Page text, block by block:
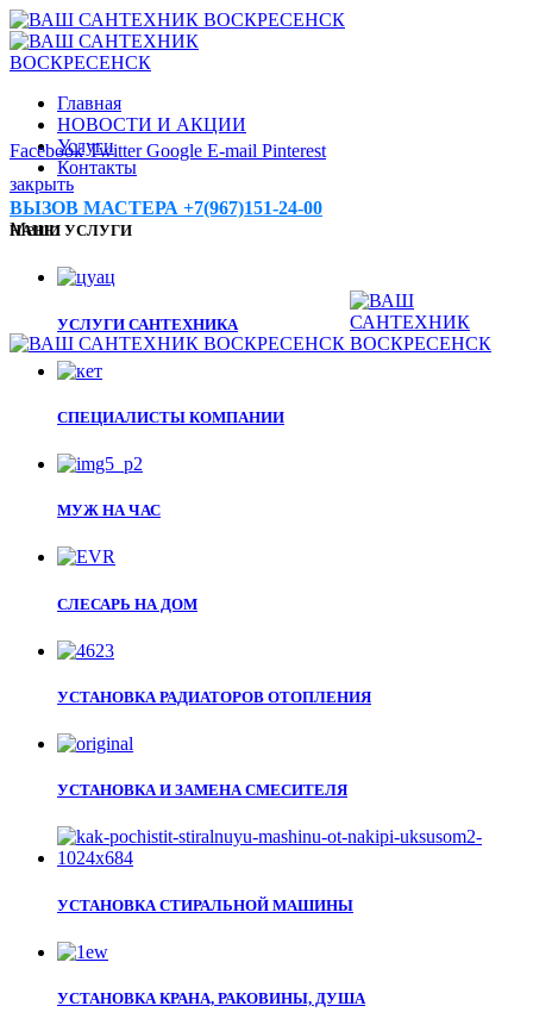
Главная
НОВОСТИ И АКЦИИ
Услуги
Контакты
ВЫЗОВ МАСТЕРА +7(967)151-24-00
Меню
Facebook Twitter Google E-mail Pinterest
закрыть
НАШИ УСЛУГИ
УСЛУГИ САНТЕХНИКА
СПЕЦИАЛИСТЫ КОМПАНИИ
МУЖ НА ЧАС
СЛЕСАРЬ НА ДОМ
УСТАНОВКА РАДИАТОРОВ ОТОПЛЕНИЯ
УСТАНОВКА И ЗАМЕНА СМЕСИТЕЛЯ
УСТАНОВКА СТИРАЛЬНОЙ МАШИНЫ
УСТАНОВКА КРАНА, РАКОВИНЫ, ДУША